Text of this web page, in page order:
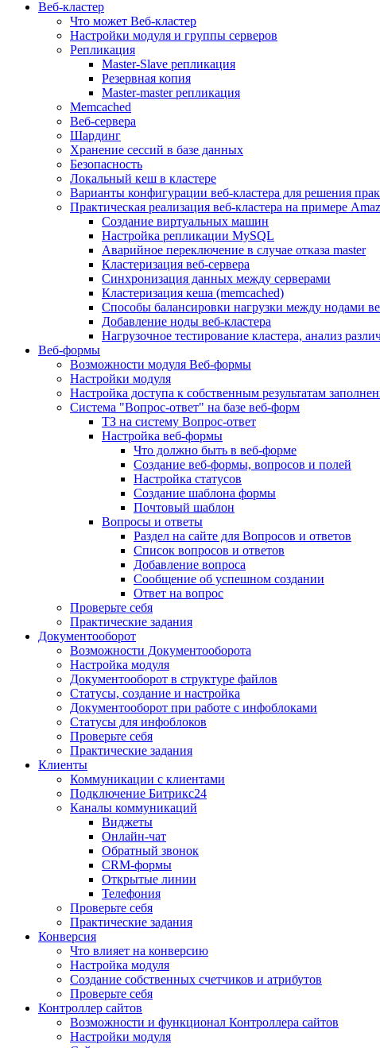
Веб-кластер
Что может Веб-кластер
Настройки модуля и группы серверов
Репликация
Master-Slave репликация
Резервная копия
Master-master репликация
Memcached
Веб-сервера
Шардинг
Хранение сессий в базе данных
Безопасность
Локальный кеш в кластере
Варианты конфигурации веб-кластера для решения
Практическая реализация веб-кластера на примере
Создание виртуальных машин
Настройка репликации MySQL
Аварийное переключение в случае отказа master
Кластеризация веб-сервера
Синхронизация данных между серверами
Кластеризация кеша (memcached)
Способы балансировки нагрузки между нодами
Добавление ноды веб-кластера
Нагрузочное тестирование кластера, анализ
Веб-формы
Возможности модуля Веб-формы
Настройки модуля
Настройка доступа к собственным результатам
Система "Вопрос-ответ" на базе веб-форм
ТЗ на систему Вопрос-ответ
Настройка веб-формы
Что должно быть в веб-форме
Создание веб-формы, вопросов и полей
Настройка статусов
Создание шаблона формы
Почтовый шаблон
Вопросы и ответы
Раздел на сайте для Вопросов и ответов
Список вопросов и ответов
Добавление вопроса
Сообщение об успешном создании
Ответ на вопрос
Проверьте себя
Практические задания
Документооборот
Возможности Документооборота
Настройка модуля
Документооборот в структуре файлов
Статусы, создание и настройка
Документооборот при работе с инфоблоками
Статусы для инфоблоков
Проверьте себя
Практические задания
Клиенты
Коммуникации с клиентами
Подключение Битрикс24
Каналы коммуникаций
Виджеты
Онлайн-чат
Обратный звонок
CRM-формы
Открытые линии
Телефония
Проверьте себя
Практические задания
Конверсия
Что влияет на конверсию
Настройка модуля
Создание собственных счетчиков и атрибутов
Проверьте себя
Контроллер сайтов
Возможности и функционал Контроллера сайтов
Настройки модуля